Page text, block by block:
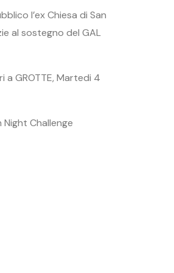
l’ex Chiesa di San
al sostegno del GAL
a GROTTE, Martedi 4
Night Challenge